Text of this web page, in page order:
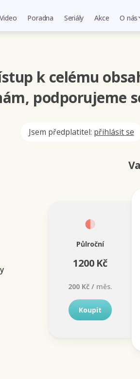
Video Poradna Seriály Akce O nás
k celému
podporujeme
Jsem předplatitel: přihlásit se
Půlroční
1200 Kč
200 Kč /měs.
Koupit